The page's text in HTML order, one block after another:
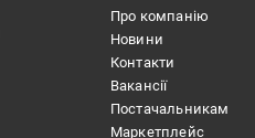
Про компанію
Новини
Контакти
Вакансії
Постачальникам
Маркетплейс